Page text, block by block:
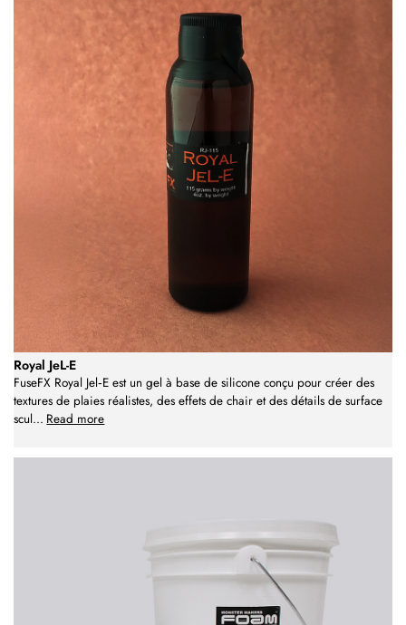
Royal JeL-E
FuseFX Royal Jel‑E est un gel à base de silicone conçu pour créer des
textures de plaies réalistes, des effets de chair et des détails de surface
scul... Read more